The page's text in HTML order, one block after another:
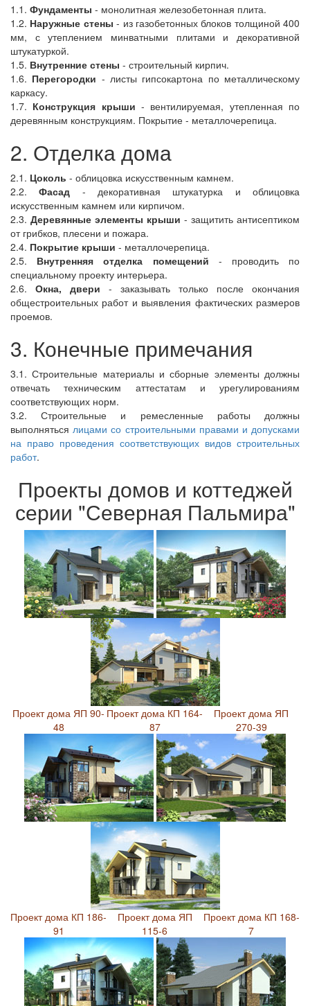
1.1. Фундаменты - монолитная железобетонная плита.
1.2. Наружные стены - из газобетонных блоков толщиной 400
мм, с утеплением минватными плитами и декоративной
штукатуркой.
1.5. Внутренние стены - строительный кирпич.
1.6. Перегородки - листы гипсокартона по металлическому
каркасу.
1.7. Конструкция крыши - вентилируемая, утепленная по
деревянным конструкциям. Покрытие - металлочерепица.
2. Отделка дома
2.1. Цоколь - облицовка искусственным камнем.
2.2.Фасад - декоративная штукатурка и облицовка
искусственным камнем или кирпичом.
2.3. Деревянные элементы крыши - защитить антисептиком
от грибков, плесени и пожара.
2.4. Покрытие крыши - металлочерепица.
2.5. Внутренняя отделка помещений - проводить по
специальному проекту интерьера.
2.6. Окна, двери - заказывать только после окончания
общестроительных работ и выявления фактических размеров
проемов.
3. Конечные примечания
3.1. Строительные материалы и сборные элементы должны
отвечать техническим аттестатам и урегулированиям
соответствующих норм.
3.2. Строительные и ремесленные работы должны
выполнятьсялицами со строительными правами и допусками
на право проведения соответствующих видов строительных
работ.
Проекты домов и коттеджей
серии "Северная Пальмира"
Проект дома ЯП 90-
48
Проект дома КП 164-
87
Проект дома ЯП
270-39
Проект дома КП 186-
91
Проект дома ЯП
115-6
Проект дома КП 168-
7